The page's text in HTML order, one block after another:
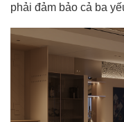
phải đảm bảo cả ba